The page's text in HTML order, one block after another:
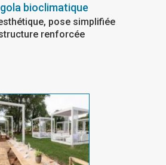
bioclimatique
pose simplifiée
renforcée